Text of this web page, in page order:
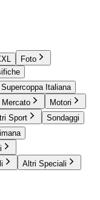
Foto
Supercoppa Italiana
Mercato
Motori
Sport
Sondaggi
Altri Speciali